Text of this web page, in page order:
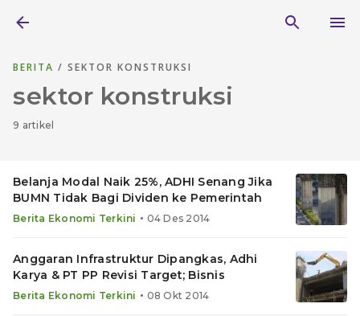
BERITA / SEKTOR KONSTRUKSI
sektor konstruksi
9 artikel
Belanja Modal Naik 25%, ADHI Senang Jika
BUMN Tidak Bagi Dividen ke Pemerintah
Berita Ekonomi Terkini • 04 Des 2014
Anggaran Infrastruktur Dipangkas, Adhi
Karya & PT PP Revisi Target; Bisnis
Berita Ekonomi Terkini • 08 Okt 2014